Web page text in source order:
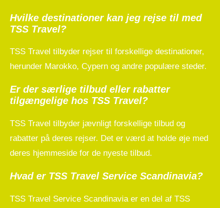
Hvilke destinationer kan jeg rejse til med
TSS Travel?
TSS Travel tilbyder rejser til forskellige destinationer,
herunder Marokko, Cypern og andre populære steder.
Er der særlige tilbud eller rabatter
tilgængelige hos TSS Travel?
TSS Travel tilbyder jævnligt forskellige tilbud og
rabatter på deres rejser. Det er værd at holde øje med
deres hjemmeside for de nyeste tilbud.
Hvad er TSS Travel Service Scandinavia?
TSS Travel Service Scandinavia er en del af TSS